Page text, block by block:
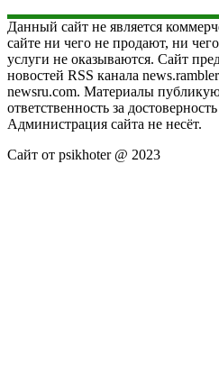
Данный сайт не является
сайте ни чего не продают, ни
услуги не оказываются. Сайт
новостей RSS канала
newsru.com. Материалы
ответственность за
Администрация сайта не несёт.
Сайт от psikhoter @ 2023